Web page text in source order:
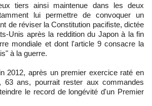
tiers ainsi maintenue dans les deux
lui permettre de convoquer un
de réviser la Constitution pacifiste, dictée
Unis après la reddition du Japon à la fin
mondiale et dont l'article 9 consacre la
à la guerre.
2012, après un premier exercice raté en
63 ans, pourrait rester aux commandes
le record de longévité d'un Premier